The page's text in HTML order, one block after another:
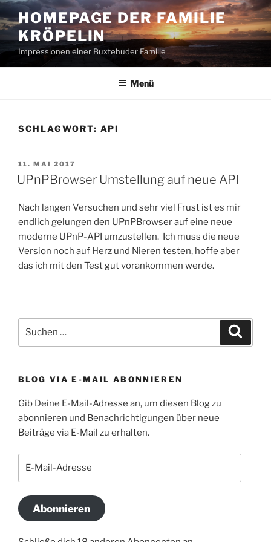
Zum
Inhalt
springen
HOMEPAGE DER FAMILIE
KRÖPELIN
Impressionen einer Buxtehuder Familie
Menü
SCHLAGWORT: API
VERÖFFENTLICHT
AM
11. MAI 2017
UPnPBrowser Umstellung auf neue API
Nach langen Versuchen und sehr viel Frust ist es mir
endlich gelungen den UPnPBrowser auf eine neue
moderne UPnP-API umzustellen. Ich muss die neue
Version noch auf Herz und Nieren testen, hoffe aber
das ich mit den Test gut vorankommen werde.
nach:
BLOG VIA E-MAIL ABONNIEREN
Gib Deine E-Mail-Adresse an, um diesen Blog zu
abonnieren und Benachrichtigungen über neue
Beiträge via E-Mail zu erhalten.
Abonnieren